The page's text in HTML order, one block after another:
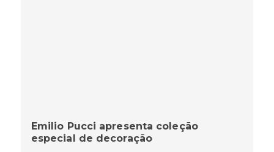
Emilio Pucci apresenta coleção
especial de decoração